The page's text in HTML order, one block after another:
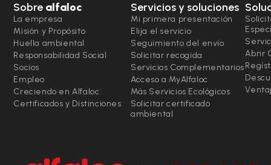
Sobre alfaloc
La empresa
Misión y Propósito
Huella ambiental
Responsabilidad Social
Socios
Empleo
Creciendo en Alfaloc
Certificados y Distinciones
Servicios y soluciones
Mi primera presentación
Elija el servicio
Seguimiento del envío
Solicitar recogida
Servicios Complementarios
Acceso a MyAlfaloc
Más Servicios Ecológicos
Solicitar certificado
ambiental
Abrir